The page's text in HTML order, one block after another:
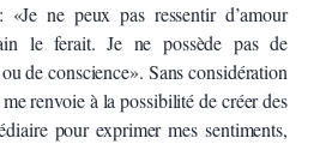
«Je ne peux pas ressentir d’amour
le ferait. Je ne possède pas de
de conscience». Sans considération
renvoie à la possibilité de créer des
pour exprimer mes sentiments,